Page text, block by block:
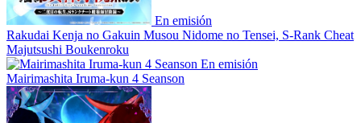
En emisión
Rakudai Kenja no Gakuin Musou Nidome no Tensei, S-Rank Cheat
Majutsushi Boukenroku
En emisión
Mairimashita Iruma-kun 4 Seanson